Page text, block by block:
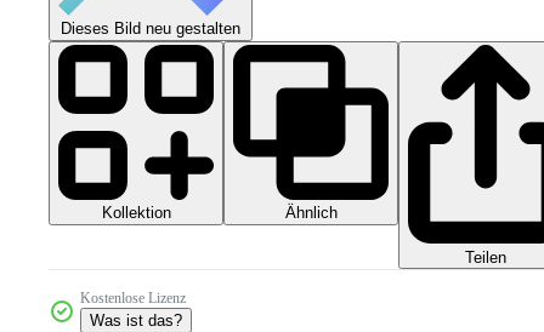
Dieses Bild neu gestalten
Kollektion Ähnlich
Teilen
Kostenlose Lizenz
Was ist das?